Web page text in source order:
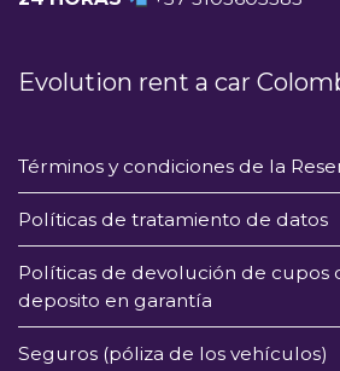
Evolution rent a car
Términos y condiciones de la
Políticas de tratamiento de datos
Políticas de devolución de cupos
deposito en garantía
Seguros (póliza de los vehículos)